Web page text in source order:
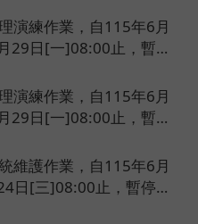
演練作業，自115年6月
29日[一]08:00止，暫停
，尚祈見諒。​​
演練作業，自115年6月
29日[一]08:00止，暫停
，尚祈見諒。​​
維護作業，自115年6月
日[三]08:00止，暫停電
尚祈見諒。​​